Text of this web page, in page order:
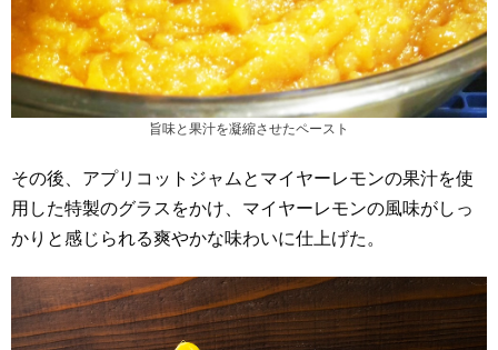
旨味と果汁を凝縮させたペースト
その後、アプリコットジャムとマイヤーレモンの果汁を使
用した特製のグラスをかけ、マイヤーレモンの風味がしっ
かりと感じられる爽やかな味わいに仕上げた。